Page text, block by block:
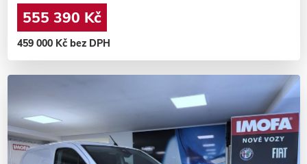
555 390 Kč
459 000 Kč bez DPH